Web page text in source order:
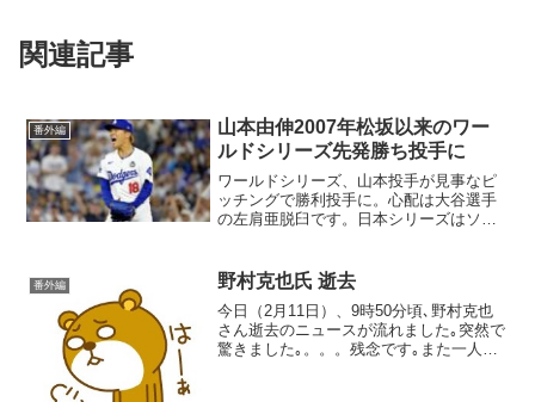
関連記事
番外編
山本由伸2007年松坂以来のワー
ルドシリーズ先発勝ち投手に
ワールドシリーズ、山本投手が見事なピ
ッチングで勝利投手に。心配は大谷選手
の左肩亜脱臼です。日本シリーズはソフ
番外編 野村克也氏 逝去
今日（2月11日）、9時50分頃､野村克也
さん逝去のニュースが流れました｡突然で
驚きました｡。。。残念です｡また一人、